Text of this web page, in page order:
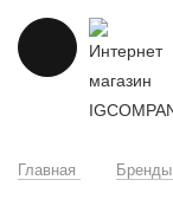
Главная Бренды